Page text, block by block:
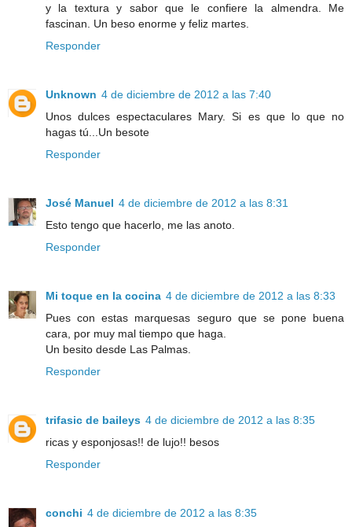
y la textura y sabor que le confiere la almendra. Me
fascinan. Un beso enorme y feliz martes.
Responder
Unknown 4 de diciembre de 2012 a las 7:40
Unos dulces espectaculares Mary. Si es que lo que no
hagas tú...Un besote
Responder
José Manuel 4 de diciembre de 2012 a las 8:31
Esto tengo que hacerlo, me las anoto.
Responder
Mi toque en la cocina 4 de diciembre de 2012 a las 8:33
Pues con estas marquesas seguro que se pone buena
cara, por muy mal tiempo que haga.
Un besito desde Las Palmas.
Responder
trifasic de baileys 4 de diciembre de 2012 a las 8:35
ricas y esponjosas!! de lujo!! besos
Responder
conchi 4 de diciembre de 2012 a las 8:35